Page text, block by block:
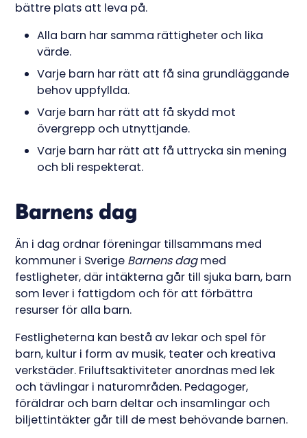
bättre plats att leva på.
Alla barn har samma rättigheter och lika
värde.
Varje barn har rätt att få sina grundläggande
behov uppfyllda.
Varje barn har rätt att få skydd mot
övergrepp och utnyttjande.
Varje barn har rätt att få uttrycka sin mening
och bli respekterat.
Barnens dag
Än i dag ordnar föreningar tillsammans med
kommuner i Sverige Barnens dagmed
festligheter, där intäkterna går till sjuka barn, barn
som lever i fattigdom och för att förbättra
resurser för alla barn.
Festligheterna kan bestå av lekar och spel för
barn, kultur i form av musik, teater och kreativa
verkstäder. Friluftsaktiviteter anordnas med lek
och tävlingar i naturområden. Pedagoger,
föräldrar och barn deltar och insamlingar och
biljettintäkter går till de mest behövande barnen.